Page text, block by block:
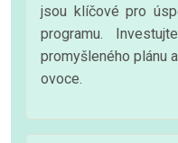
jsou klíčové pro
programu.
promyšleného plánu
ovoce.